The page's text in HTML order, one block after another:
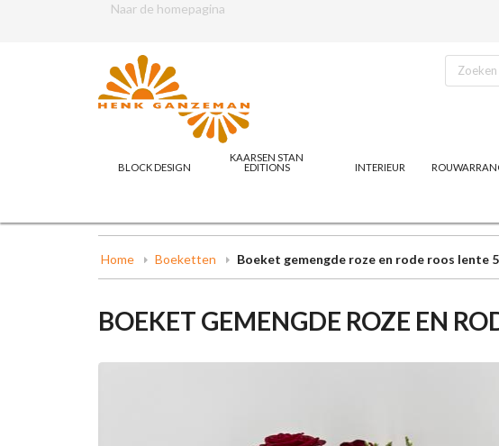
Naar de homepagina
BLOCK DESIGN
KAARSEN STAN
EDITIONS
INTERIEUR
Home Boeketten Boeket gemengde roze en rode roos lente
BOEKET GEMENGDE ROZE EN